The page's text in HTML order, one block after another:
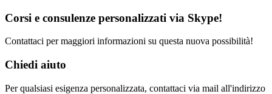
Corsi e consulenze personalizzati via Skype!
Contattaci per maggiori informazioni su questa nuova possibilità!
Chiedi aiuto
Per qualsiasi esigenza personalizzata, contattaci via mail all'indirizzo